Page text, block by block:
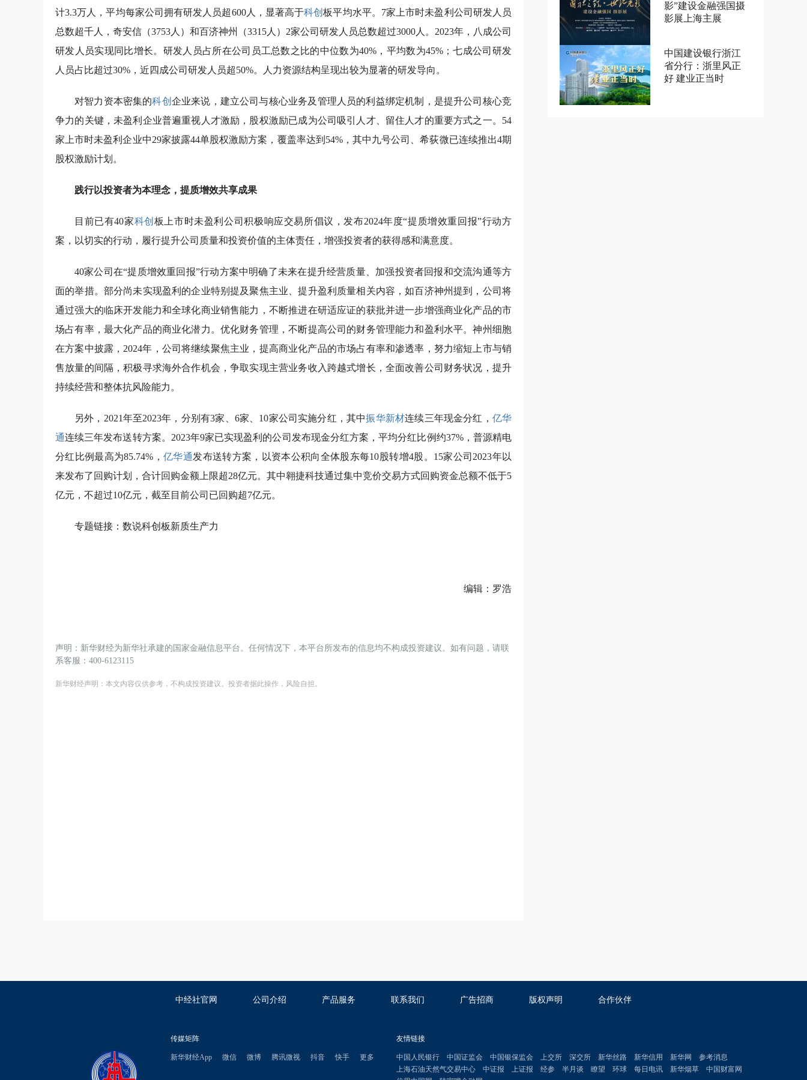
计3.3万人，平均每家公司拥有研发人员超600人，显著高于科创板平均水平。7家上市时未盈利公司研发人员
总数超千人，奇安信（3753人）和百济神州（3315人）2家公司研发人员总数超过3000人。2023年，八成公司
研发人员实现同比增长。研发人员占所在公司员工总数之比的中位数为40%，平均数为45%；七成公司研发
人员占比超过30%，近四成公司研发人员超50%。人力资源结构呈现出较为显著的研发导向。
对智力资本密集的科创 企业来说，建立公司与核心业务及管理人员的利益绑定机制，是提升公司核心竞
争力的关键，未盈利企业普遍重视人才激励，股权激励已成为公司吸引人才、留住人才的重要方式之一。54
家上市时未盈利企业中29家披露44单股权激励方案，覆盖率达到54%，其中九号公司、希荻微已连续推出4期
股权激励计划。
践行以投资者为本理念，提质增效共享成果
目前已有40家科创 板上市时未盈利公司积极响应交易所倡议，发布2024年度“提质增效重回报”行动方
案，以切实的行动，履行提升公司质量和投资价值的主体责任，增强投资者的获得感和满意度。
40家公司在“提质增效重回报”行动方案中明确了未来在提升经营质量、加强投资者回报和交流沟通等方
面的举措。部分尚未实现盈利的企业特别提及聚焦主业、提升盈利质量相关内容，如百济神州提到，公司将
通过强大的临床开发能力和全球化商业销售能力，不断推进在研适应证的获批并进一步增强商业化产品的市
场占有率，最大化产品的商业化潜力。优化财务管理，不断提高公司的财务管理能力和盈利水平。神州细胞
在方案中披露，2024年，公司将继续聚焦主业，提高商业化产品的市场占有率和渗透率，努力缩短上市与销
售放量的间隔，积极寻求海外合作机会，争取实现主营业务收入跨越式增长，全面改善公司财务状况，提升
持续经营和整体抗风险能力。
另外，2021年至2023年，分别有3家、6家、10家公司实施分红，其中振华新材连续三年现金分红， 亿华
通连续三年发布送转方案。2023年9家已实现盈利的公司发布现金分红方案，平均分红比例约37%，普源精电
分红比例最高为85.74%，亿华通发布送转方案，以资本公积向全体股东每10股转增4股。15家公司2023年以
来发布了回购计划，合计回购金额上限超28亿元。其中翱捷科技通过集中竞价交易方式回购资金总额不低于5
亿元，不超过10亿元，截至目前公司已回购超7亿元。
专题链接：数说科创板新质生产力
编辑：罗浩
声明：新华财经为新华社承建的国家金融信息平台。任何情况下，本平台所发布的信息均不构成投资建议。如有问题，请联
系客服：400-6123115
新华财经声明：本文内容仅供参考，不构成投资建议。投资者据此操作，风险自担。
影”建设金融强国摄
影展上海主展
中国建设银行浙江
省分行：浙里风正
好 建业正当时
中经社官网 公司介绍 产品服务 联系我们 广告招商 版权声明 合作伙伴
传媒矩阵
新华财经App 微信 微博 腾讯微视 抖音 快手 更多
友情链接
中国人民银行 中国证监会 中国银保监会 上交所 深交所 新华丝路 新华信用 新华网
参考消息
上海石油天然气交易中心
中证报 上证报 经参 半月谈 瞭望 环球 每日电讯 新华烟草
中国财富网